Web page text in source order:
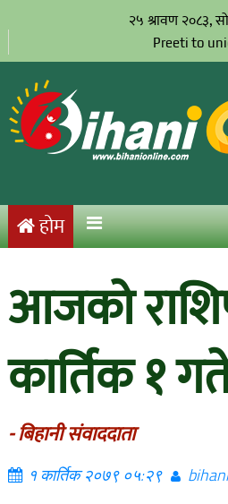
२५ श्रावण २०८३,
Preeti to
होम
आजको
कार्तिक १
- बिहानी संवाददाता
१ कार्तिक २०७९ ०५:२९ bihani